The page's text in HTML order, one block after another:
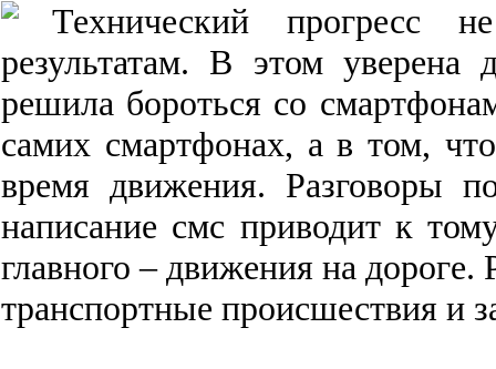
Технический прогресс
не
результатам. В этом уверена
решила бороться со
самих смартфонах, а в том,что
время движения. Разговоры
написание смс приводит к тому
главного – движения на дороге.
транспортные происшествия и